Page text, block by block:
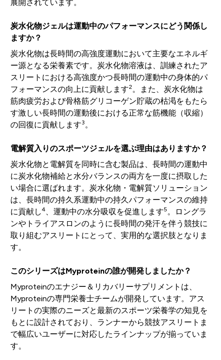
展開されています。
炭水化物ジェルは運動中のパフォーマンスにどう関係し
ますか？
炭水化物は長時間の高強度運動において主要なエネルギ
ー源となる栄養素です。炭水化物溶液は、訓練されたア
スリートにおける高強度かつ長時間の運動中の身体的パ
フォーマンスの向上に貢献します2。また、炭水化物は
筋肉疲労および骨格筋グリコーゲン貯蔵の枯渇をもたら
す激しい長時間の運動後における正常な筋機能（収縮）
の回復に貢献します3 。
電解質入りのスポーツジェルを選ぶ理由はありますか？
炭水化物と電解質を同時に含む製品は、長時間の運動中
に炭水化物補給と水分バランスの両方を一度に摂取した
い場合に選ばれます。炭水化物・電解質ソリューション
は、長時間の持久系運動中の持久パフォーマンスの維持
に貢献し4、運動中の水分吸収を促進します5 。ロングラ
ンやトライアスロンのように長時間の発汗を伴う競技に
取り組むアスリートにとって、実用的な選択肢となりま
す。
このシリーズはMyproteinの誰が開発しましたか？
Myproteinのエナジー＆リカバリーサプリメントは、
Myproteinの専門栄養士チームが開発しています。アス
リートの実際のニーズと最新のスポーツ栄養学の知見を
もとに設計されており、ランナーから競技アスリートま
で幅広いユーザーに対応したラインナップが揃っていま
す。